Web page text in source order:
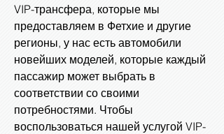
VIP-трансфера, которые мы
предоставляем в Фетхие и другие
регионы, у нас есть автомобили
новейших моделей, которые каждый
пассажир может выбрать в
соответствии со своими
потребностями. Чтобы
воспользоваться нашей услугой VIP-